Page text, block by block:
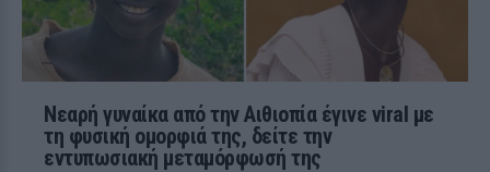
Νεαρή γυναίκα από την Αιθιοπία έγινε viral με
τη φυσική ομορφιά της, δείτε την
εντυπωσιακή μεταμόρφωσή της